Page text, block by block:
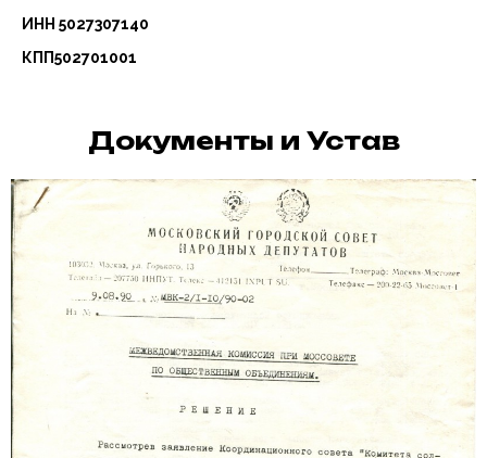
ИНН 5027307140
КПП502701001
Документы и Устав